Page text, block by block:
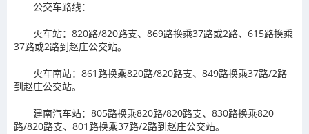
公交车路线：
火车站：820路/820路支、869路换乘37路或2路、615路换乘
37路或2路到赵庄公交站。
火车南站：861路换乘820路/820路支、849路换乘37路/2路
到赵庄公交站。
建南汽车站：805路换乘820路/820路支、830路换乘820
路/820路支、801路换乘37路/2路到赵庄公交站。